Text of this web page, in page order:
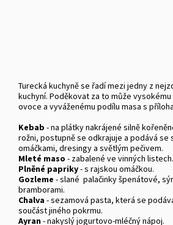
Turecká kuchyně se řadí mezi jedny z
kuchyní. Poděkovat za to může
ovoce a vyváženému podílu masa s
Kebab - na plátky nakrájené silně
rožni, postupně se odkrajuje a podává se
omáčkami, dresingy a světlým pečivem.
Mleté maso - zabalené ve vinných listech.
Plněné papriky- s rajskou omáčkou.
Gozleme - slané palačinky špenátové,
bramborami.
Chalva - sezamová pasta, která se
součást jiného pokrmu.
Ayran- nakyslý jogurtovo-mléčný nápoj.